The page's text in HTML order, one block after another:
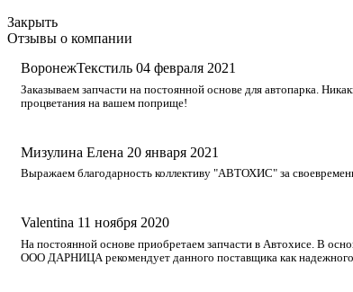
Закрыть
Отзывы о компании
ВоронежТекстиль 04 февраля 2021
Заказываем запчасти на постоянной основе для автопарка.
процветания на вашем поприще!
Мизулина Елена 20 января 2021
Выражаем благодарность коллективу "АВТОХИС" за
Valentina 11 ноября 2020
На постоянной основе приобретаем запчасти в Автохисе. В
ООО ДАРНИЦА рекомендует данного поставщика как надежного